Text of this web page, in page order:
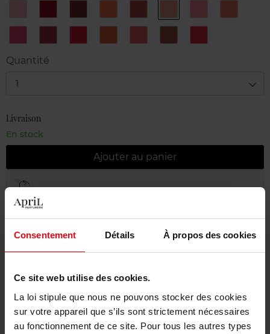
Consentement Détails À propos des cookies
Ce site web utilise des cookies.
La loi stipule que nous ne pouvons stocker des cookies
sur votre appareil que s’ils sont strictement nécessaires
au fonctionnement de ce site. Pour tous les autres types
Balm Tango
(mat)
Black
Rose
Nude Baby
Peach
Pinky Berry CherryCoral Candy Chestnut
Quantité
1
Livraison
En stock
Ajouter au panier
Retour gratuit dans votre magasin
Emballage cadeau offert
Description